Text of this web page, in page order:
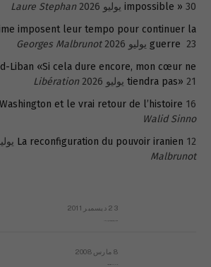
impossible » 30 يوليو 2026
Laure Stephan
imposent leur tempo pour continuer la
guerre 23 يوليو 2026
Georges Malbrunot
Liban «Si cela dure encore, mon cœur ne
tiendra pas» 21 يوليو 2026
Libération
Washington et le vrai retour de l’histoire 16 يوليو 2026
Walid Sinno
La reconfiguration du pouvoir iranien 12 يوليو 2026
Malbrunot
23 ديسمبر 2011
8 مارس 2008